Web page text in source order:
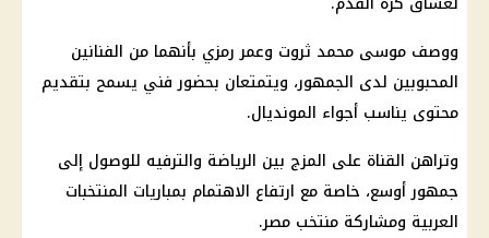
ووصف موسى محمد ثروت وعمر رمزي بأنهما من الفنانين
المحبوبين لدى الجمهور، ويتمتعان بحضور فني يسمح بتقديم
محتوى يناسب أجواء المونديال.
وتراهن القناة على المزج بين الرياضة والترفيه للوصول إلى
جمهور أوسع، خاصة مع ارتفاع الاهتمام بمباريات المنتخبات
العربية ومشاركة منتخب مصر.